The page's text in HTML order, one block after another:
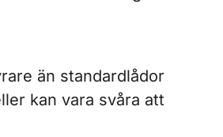
än standardlådor
kan vara svåra att